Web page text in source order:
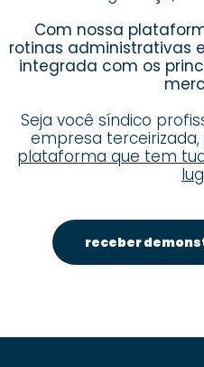
Com nossa
rotinas administrativas
integrada com os
Seja você síndico
empresa terceirizada,
plataforma que tem
receber